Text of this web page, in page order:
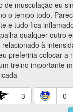
de musculação eu
o tempo todo.
e tudo fica
qualquer outro
relacionado à
preferiria colocar a
treino importante
3 0